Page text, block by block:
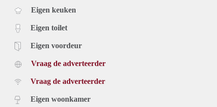
Eigen keuken
Eigen toilet
Eigen voordeur
Vraag de adverteerder
Vraag de adverteerder
Eigen woonkamer